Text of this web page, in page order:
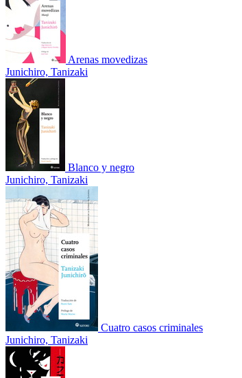
Arenas movedizas
Junichiro, Tanizaki
Blanco y negro
Junichiro, Tanizaki
Cuatro casos criminales
Junichiro, Tanizaki